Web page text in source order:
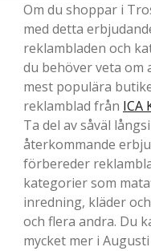
Om du shoppar i
med detta
reklambladen och
du behöver veta om
mest populära
reklamblad från ICA
Ta del av såväl
återkommande
förbereder
kategorier som
inredning, kläder
och flera andra. Du
mycket mer i